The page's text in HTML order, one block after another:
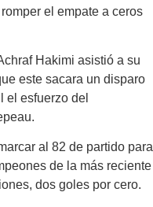
el empate a ceros
Hakimi asistió a su
este sacara un disparo
el esfuerzo del
al 82 de partido para
de la más reciente
dos goles por cero.